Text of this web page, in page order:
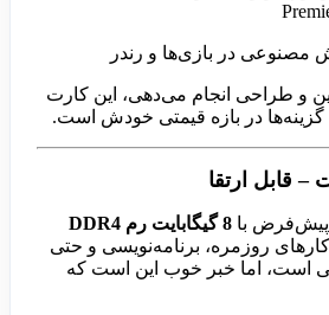
مصنوعی در بازی‌ها و رندر
و طراحی انجام می‌دهی، این کارت
گزینه‌ها در بازه قیمتی خودش است.
با 8 گیگابایت رم DDR4
روزمره، برنامه‌نویسی و حتی
است، اما خبر خوب این است که